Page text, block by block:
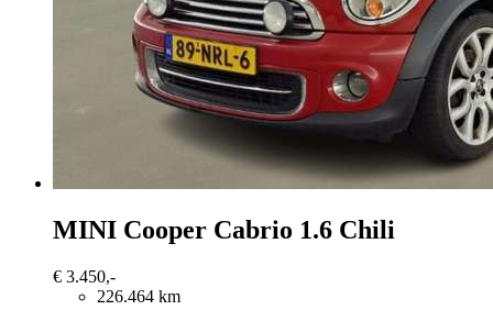
MINI Cooper Cabrio 1.6 Chili
€ 3.450,-
226.464 km